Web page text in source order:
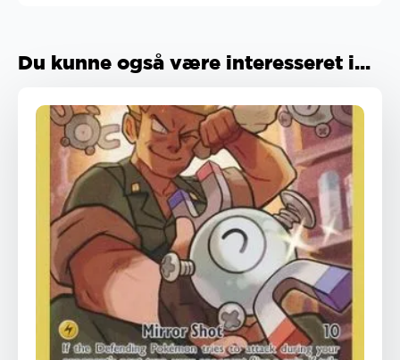
Du kunne også være interesseret i...